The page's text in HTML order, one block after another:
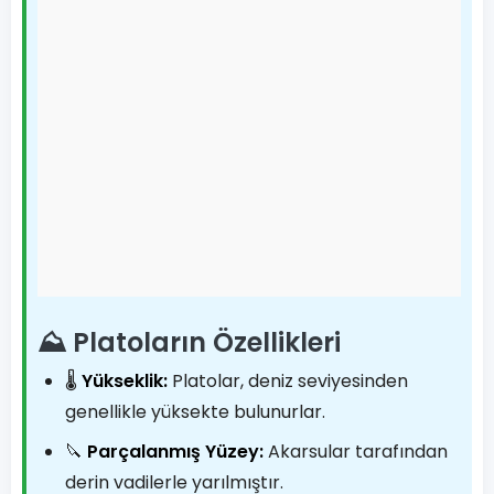
⛰️ Platoların Özellikleri
🌡️ Yükseklik: Platolar, deniz seviyesinden
genellikle yüksekte bulunurlar.
🔪 Parçalanmış Yüzey:Akarsular tarafından
derin vadilerle yarılmıştır.